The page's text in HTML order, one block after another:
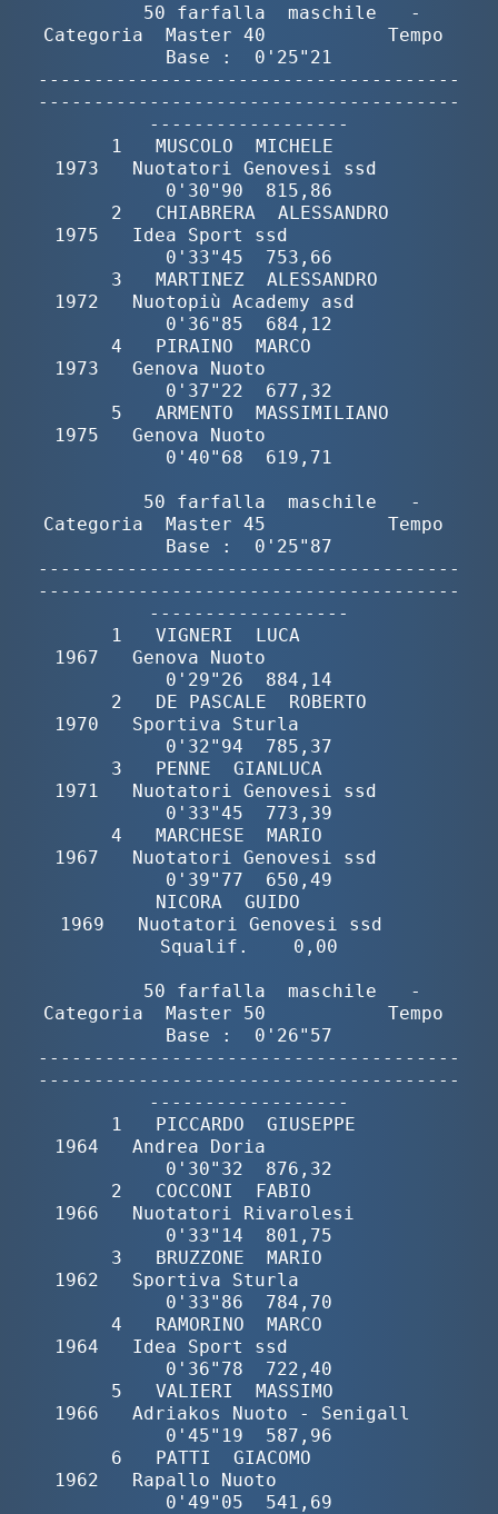
        50 farfalla  maschile   -
Categoria  Master 40           Tempo
Base :  0'25"21
--------------------------------------
--------------------------------------
------------------
       1   MUSCOLO  MICHELE
1973   Nuotatori Genovesi ssd
0'30"90  815,86
       2   CHIABRERA  ALESSANDRO
1975   Idea Sport ssd
0'33"45  753,66
       3   MARTINEZ  ALESSANDRO
1972   Nuotopiù Academy asd
0'36"85  684,12
       4   PIRAINO  MARCO
1973   Genova Nuoto
0'37"22  677,32
       5   ARMENTO  MASSIMILIANO
1975   Genova Nuoto
0'40"68  619,71
        50 farfalla  maschile   -
Categoria  Master 45           Tempo
Base :  0'25"87
--------------------------------------
--------------------------------------
------------------
       1   VIGNERI  LUCA
1967   Genova Nuoto
0'29"26  884,14
       2   DE PASCALE  ROBERTO
1970   Sportiva Sturla
0'32"94  785,37
       3   PENNE  GIANLUCA
1971   Nuotatori Genovesi ssd
0'33"45  773,39
       4   MARCHESE  MARIO
1967   Nuotatori Genovesi ssd
0'39"77  650,49
           NICORA  GUIDO
1969   Nuotatori Genovesi ssd
Squalif.    0,00
        50 farfalla  maschile   -
Categoria  Master 50           Tempo
Base :  0'26"57
--------------------------------------
--------------------------------------
------------------
       1   PICCARDO  GIUSEPPE
1964   Andrea Doria
0'30"32  876,32
       2   COCCONI  FABIO
1966   Nuotatori Rivarolesi
0'33"14  801,75
       3   BRUZZONE  MARIO
1962   Sportiva Sturla
0'33"86  784,70
       4   RAMORINO  MARCO
1964   Idea Sport ssd
0'36"78  722,40
       5   VALIERI  MASSIMO
1966   Adriakos Nuoto - Senigall
0'45"19  587,96
       6   PATTI  GIACOMO
1962   Rapallo Nuoto
0'49"05  541,69